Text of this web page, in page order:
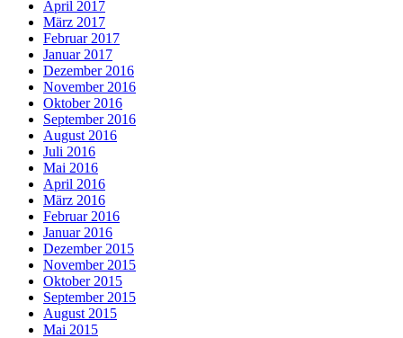
April 2017
März 2017
Februar 2017
Januar 2017
Dezember 2016
November 2016
Oktober 2016
September 2016
August 2016
Juli 2016
Mai 2016
April 2016
März 2016
Februar 2016
Januar 2016
Dezember 2015
November 2015
Oktober 2015
September 2015
August 2015
Mai 2015